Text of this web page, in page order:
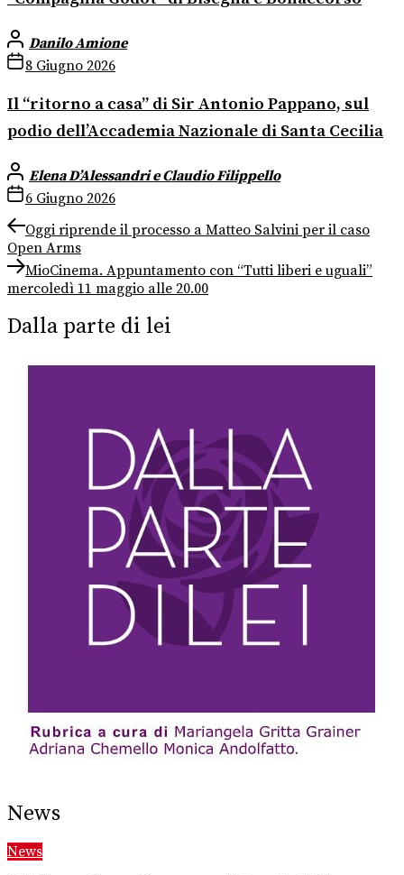
Danilo Amione
8 Giugno 2026
Il “ritorno a casa” di Sir Antonio Pappano, sul
podio dell’Accademia Nazionale di Santa Cecilia
Elena D’Alessandri e Claudio Filippello
6 Giugno 2026
Navigazione
articoli
Previous
post:
Oggi riprende il processo a Matteo Salvini per il caso
Open Arms
Next
post:
MioCinema. Appuntamento con “Tutti liberi e uguali”
mercoledì 11 maggio alle 20.00
Dalla parte di lei
News
News